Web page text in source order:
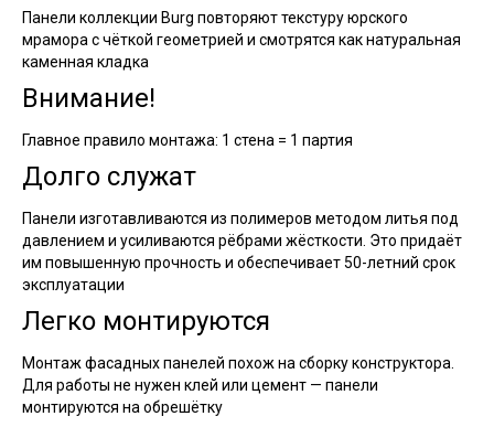
Панели коллекции Burg повторяют текстуру юрского
мрамора с чёткой геометрией и смотрятся как натуральная
каменная кладка
Внимание!
Главное правило монтажа: 1 стена = 1 партия
Долго служат
Панели изготавливаются из полимеров методом литья под
давлением и усиливаются рёбрами жёсткости. Это придаёт
им повышенную прочность и обеспечивает 50-летний срок
эксплуатации
Легко монтируются
Монтаж фасадных панелей похож на сборку конструктора.
Для работы не нужен клей или цемент — панели
монтируются на обрешётку